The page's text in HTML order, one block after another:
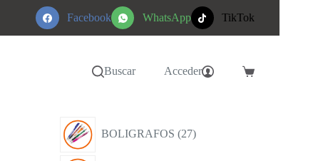
Facebook WhatsApp TikTok
Buscar Acceder
Carro
BOLIGRAFOS 27productos